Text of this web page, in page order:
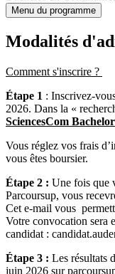
Menu du programme
Modalités
Comment s'inscrire ?
Étape 1 : Inscrivez-
2026. Dans la «
SciencesCom
Vous réglez vos frais
vous êtes boursier.
Étape 2 : Une fois que
Parcoursup, vous
Cet e-mail vous
Votre convocation sera
candidat :
Étape 3 : Les résultats
juin 2026 sur